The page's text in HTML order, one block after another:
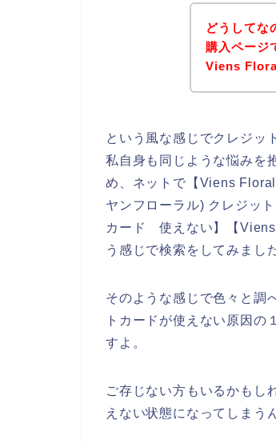
どうして
購入ページ
Viens
という風な感じでクレジッ
私自身も同じような悩みを
め、ネットで【Viens
ヤンフローラル) クレジッ
カード 使えない】【
う感じで検索をしてみまし
そのような感じで色々と調
トカードが使えない原因の
すよ。
ご存じない方もいるかもし
えない状態になってしまう